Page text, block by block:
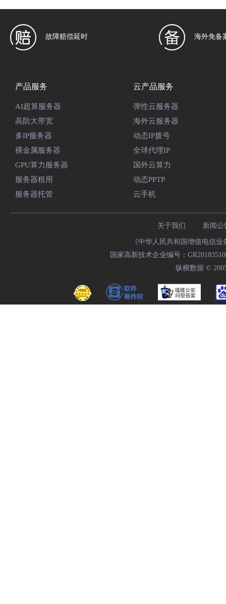
故障赔偿延时 海外免备
产品服务
AI超算服务器
高防大带宽
多IP服务器
裸金属服务器
GPU算力服务器
服务器租用
服务器托管
云产品服务
弹性云服务器
海外云服务器
动态IP拨号
全球代理IP
国外云算力
动态PPTP
云手机
关于我们 新闻公
《中华人民共和国增值电信
国家高新技术企业编号：
纵横数据 ©